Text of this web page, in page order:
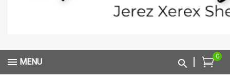
0
MENU